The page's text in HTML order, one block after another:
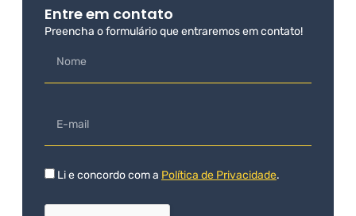
Entre em contato
Preencha o formulário que entraremos em contato!
Li e concordo com a Política de Privacidade.